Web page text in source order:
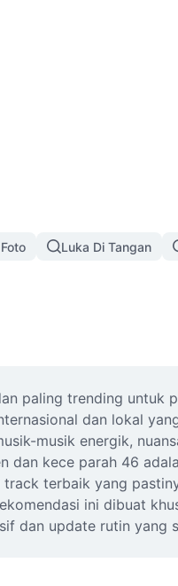
Luka Di Tangan
paling trending untuk
dan lokal
musik energik,
kece parah 46
terbaik yang
ini dibuat
dan update rutin yang